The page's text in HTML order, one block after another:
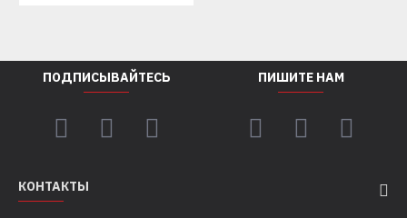
ПОДПИСЫВАЙТЕСЬ ПИШИТЕ НАМ
КОНТАКТЫ